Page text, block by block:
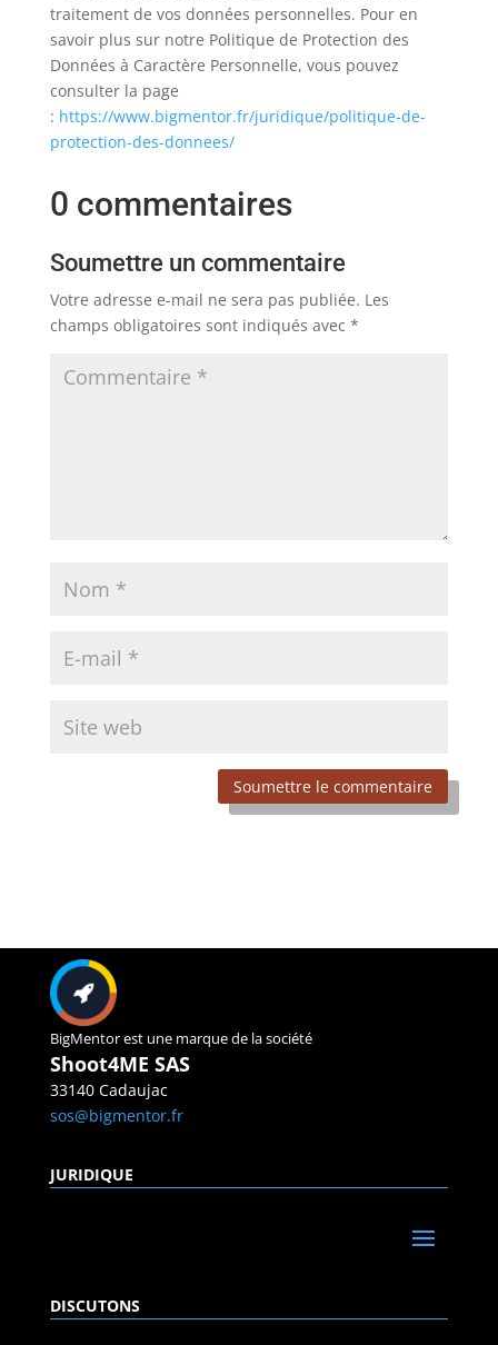
traitement de vos données personnelles. Pour en
savoir plus sur notre Politique de Protection des
Données à Caractère Personnelle, vous pouvez
consulter la page
: https://www.bigmentor.fr/juridique/politique-de-
protection-des-donnees/
0 commentaires
Soumettre un commentaire
Votre adresse e-mail ne sera pas publiée. Les
champs obligatoires sont indiqués avec *
Soumettre le commentaire
BigMentor est une marque de la société
Shoot4ME SAS
33140 Cadaujac
sos@bigmentor.fr
JURIDIQUE
DISCUTONS